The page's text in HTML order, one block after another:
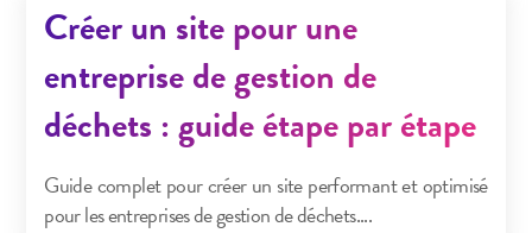
Créer un site pour une
entreprise de gestion de
déchets : guide étape par étape
Guide complet pour créer un site performant et optimisé
pour les entreprises de gestion de déchets....